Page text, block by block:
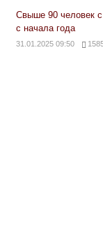
Свыше 90 человек
с начала года
31.01.2025 09:50